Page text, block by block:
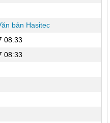
bản Hasitec
08:33
08:33